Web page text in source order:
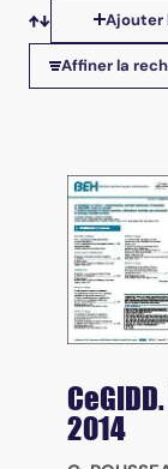
Tris
Ajouter
Affiner la
2014